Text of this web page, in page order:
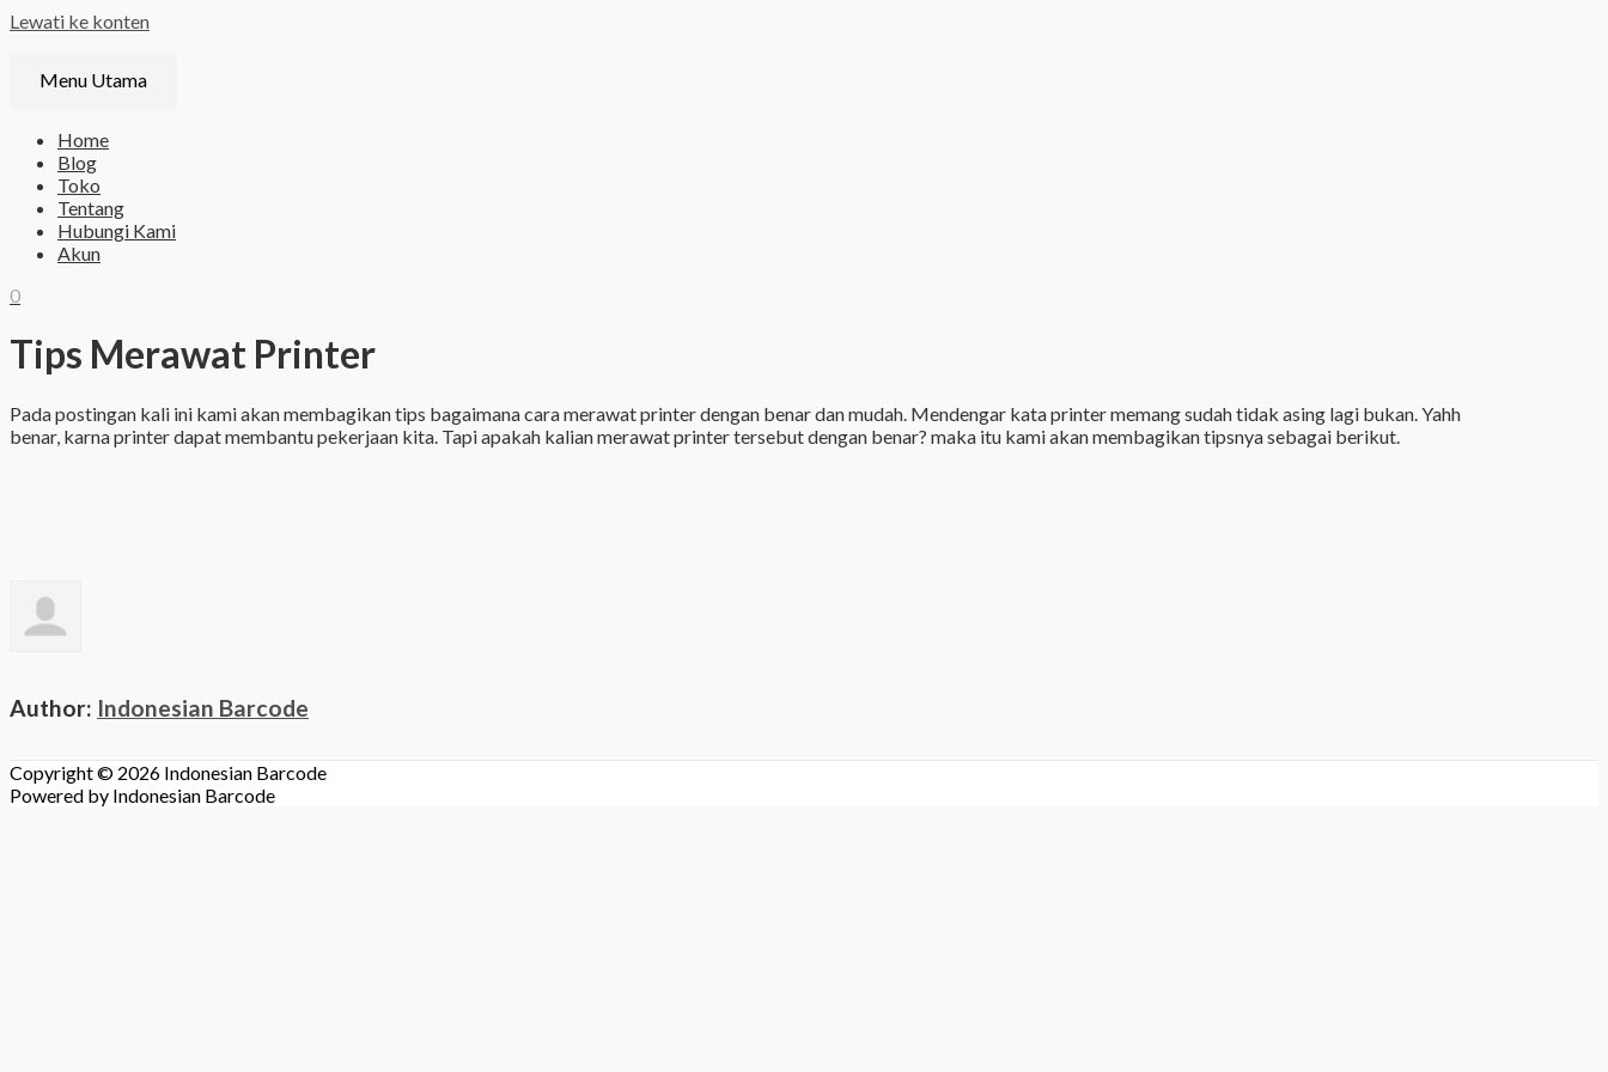
Lewati ke konten
Menu Utama
Home
Blog
Toko
Tentang
Hubungi Kami
Akun
0
Tips Merawat Printer
Pada postingan kali ini kami akan membagikan tips bagaimana cara merawat printer dengan benar dan mudah. Mendengar kata printer memang sudah tidak asing lagi bukan. Yahh
benar, karna printer dapat membantu pekerjaan kita. Tapi apakah kalian merawat printer tersebut dengan benar? maka itu kami akan membagikan tipsnya sebagai berikut.
Author: Indonesian Barcode
Copyright © 2026 Indonesian Barcode
Powered by Indonesian Barcode